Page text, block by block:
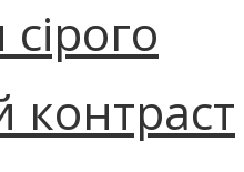
сірого
контраст